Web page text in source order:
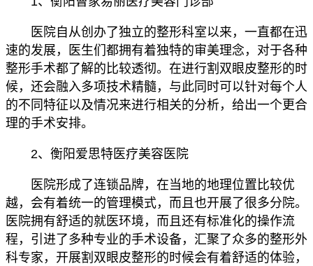
医院自从创办了独立的整形科室以来，一直都在迅
速的发展，医生们都拥有着独特的审美理念，对于各种
整形手术都了解的比较透彻。在进行割双眼皮整形的时
候，还会融入多项技术精髓，与此同时可以针对每个人
的不同特征以及情况来进行相关的分析，给出一个更合
理的手术安排。
2、衡阳爱思特医疗美容医院
医院形成了连锁品牌，在当地的地理位置比较优
越，会有着统一的管理模式，而且也开展了很多分院。
医院拥有舒适的就医环境，而且还有标准化的操作流
程，引进了多种专业的手术设备，汇聚了众多的整形外
科专家，开展割双眼皮整形的时候会有着舒适的体验，